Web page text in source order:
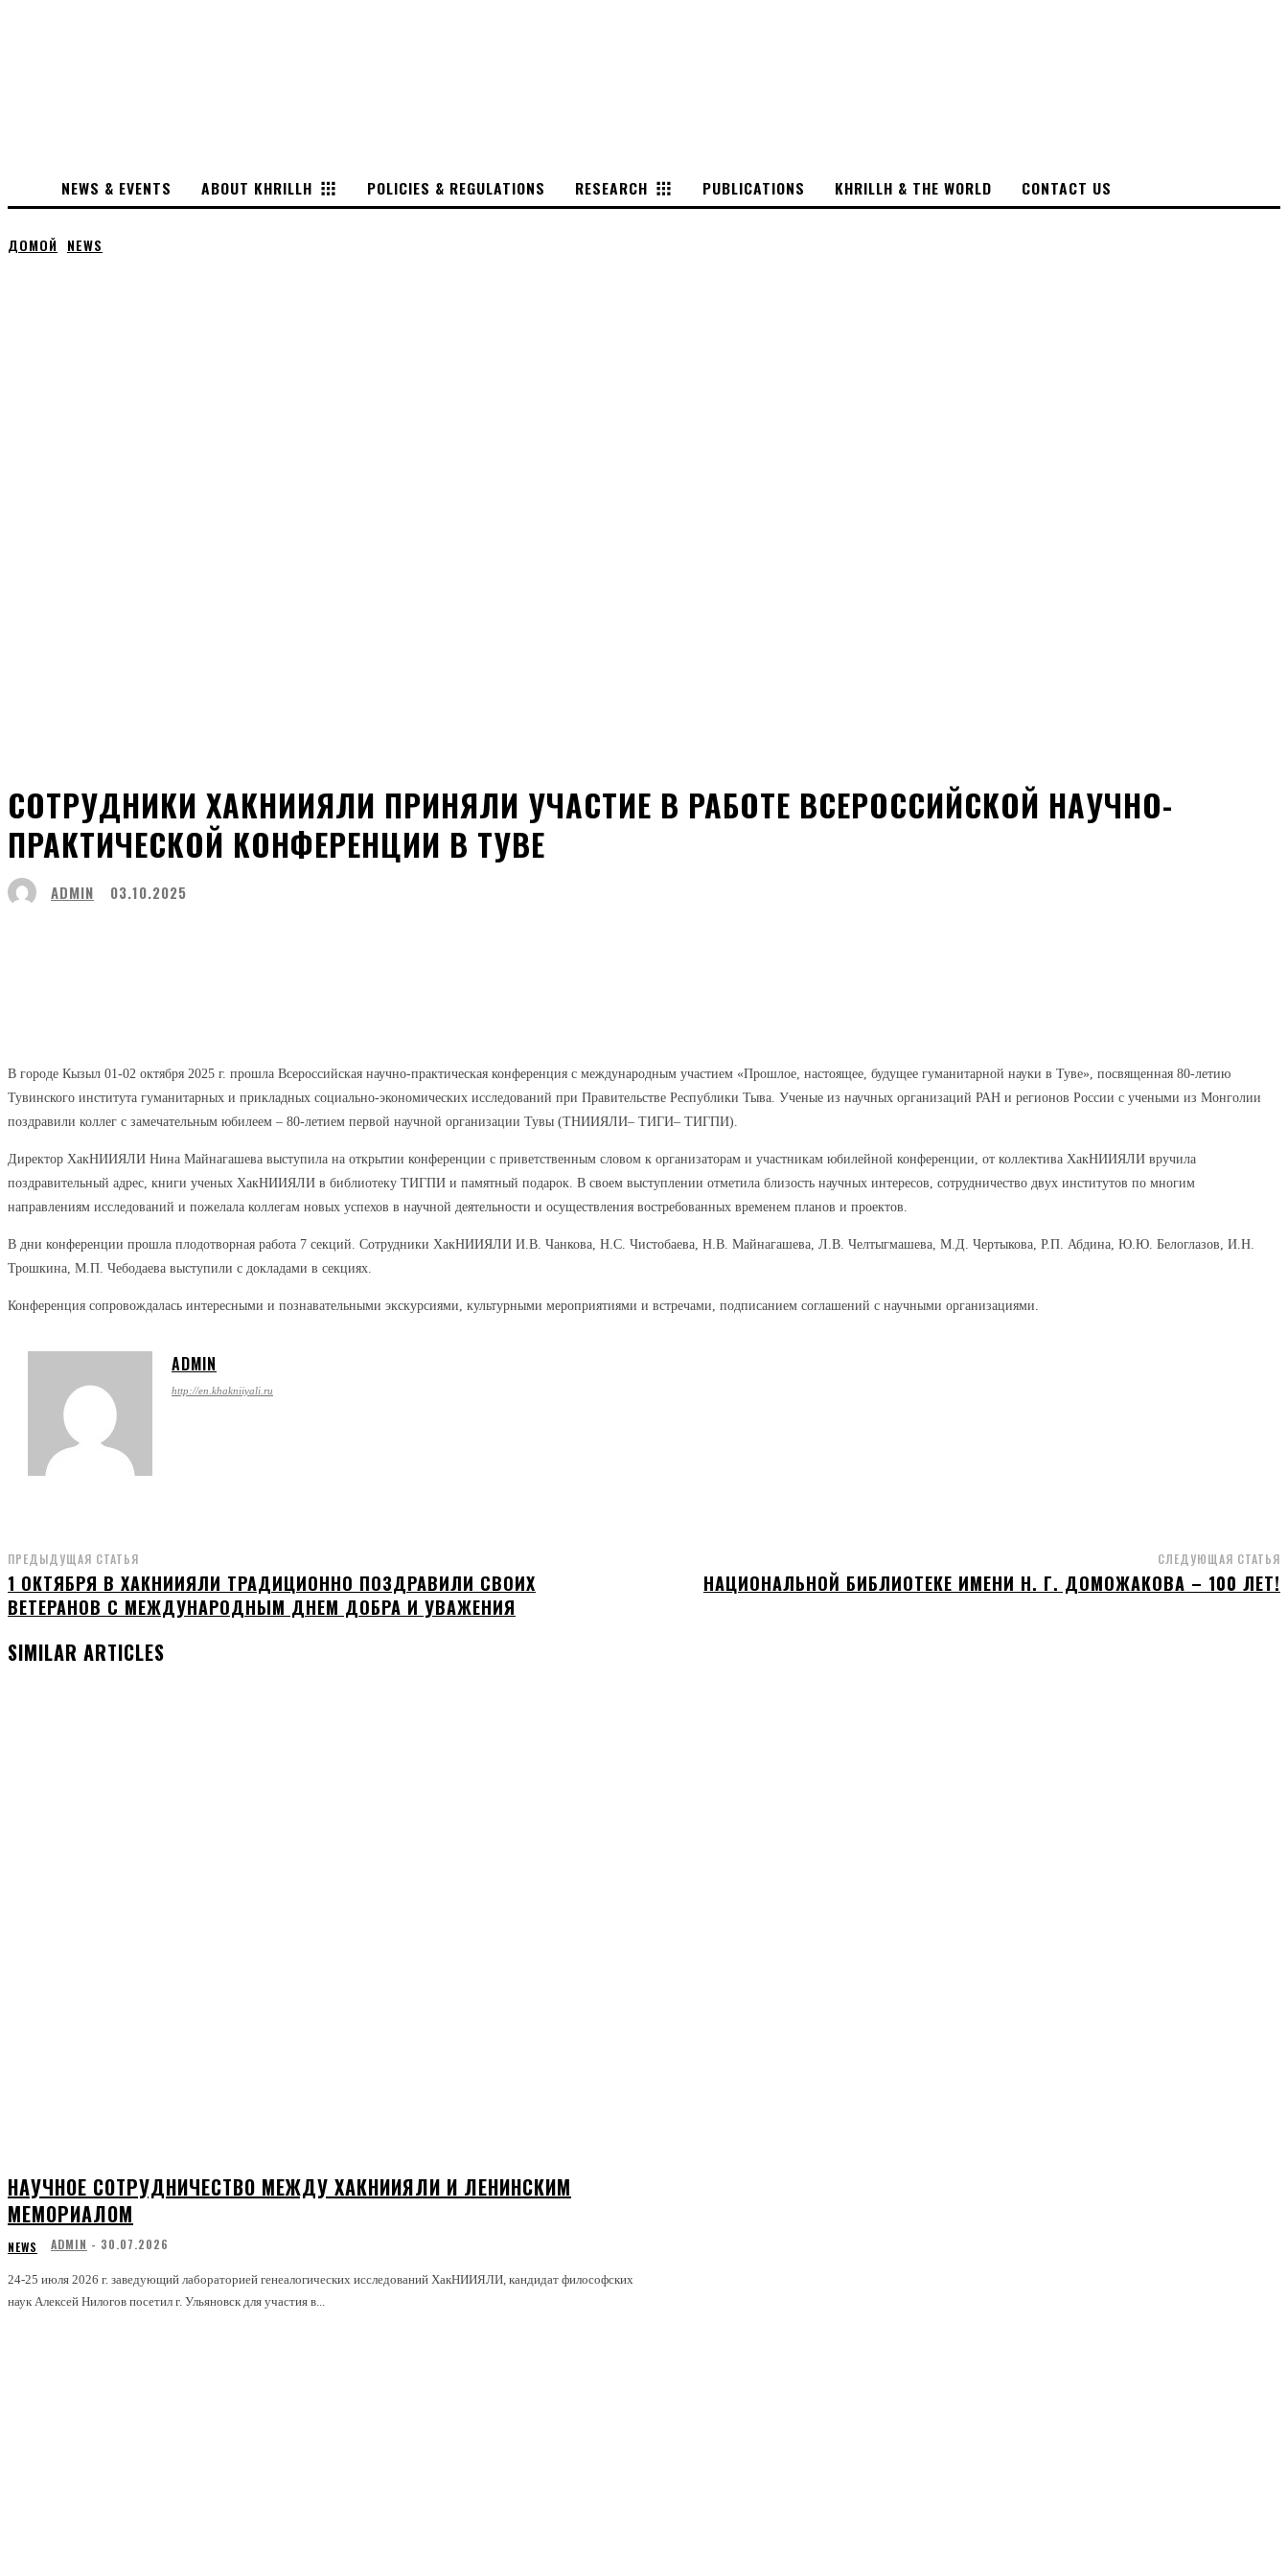
NEWS & EVENTS ABOUT KHRILLH POLICIES & REGULATIONS RESEARCH PUBLICATIONS KHRILLH & THE WORLD CONTACT US
ДОМОЙ NEWS
СОТРУДНИКИ ХАКНИИЯЛИ ПРИНЯЛИ УЧАСТИЕ В РАБОТЕ ВСЕРОССИЙСКОЙ НАУЧНО-
ПРАКТИЧЕСКОЙ КОНФЕРЕНЦИИ В ТУВЕ
ADMIN 03.10.2025
В городе Кызыл 01-02 октября 2025 г. прошла Всероссийская научно-практическая конференция с международным участием «Прошлое, настоящее, будущее гуманитарной науки в Туве», посвященная 80-летию
Тувинского института гуманитарных и прикладных социально-экономических исследований при Правительстве Республики Тыва. Ученые из научных организаций РАН и регионов России с учеными из Монголии
поздравили коллег с замечательным юбилеем – 80-летием первой научной организации Тувы (ТНИИЯЛИ– ТИГИ– ТИГПИ).
Директор ХакНИИЯЛИ Нина Майнагашева выступила на открытии конференции с приветственным словом к организаторам и участникам юбилейной конференции, от коллектива ХакНИИЯЛИ вручила
поздравительный адрес, книги ученых ХакНИИЯЛИ в библиотеку ТИГПИ и памятный подарок. В своем выступлении отметила близость научных интересов, сотрудничество двух институтов по многим
направлениям исследований и пожелала коллегам новых успехов в научной деятельности и осуществления востребованных временем планов и проектов.
В дни конференции прошла плодотворная работа 7 секций. Сотрудники ХакНИИЯЛИ И.В. Чанкова, Н.С. Чистобаева, Н.В. Майнагашева, Л.В. Челтыгмашева, М.Д. Чертыкова, Р.П. Абдина, Ю.Ю. Белоглазов, И.Н.
Трошкина, М.П. Чебодаева выступили с докладами в секциях.
Конференция сопровождалась интересными и познавательными экскурсиями, культурными мероприятиями и встречами, подписанием соглашений с научными организациями.
ADMIN
http://en.khakniiyali.ru
ПРЕДЫДУЩАЯ СТАТЬЯ
1 ОКТЯБРЯ В ХАКНИИЯЛИ ТРАДИЦИОННО ПОЗДРАВИЛИ СВОИХ
ВЕТЕРАНОВ С МЕЖДУНАРОДНЫМ ДНЕМ ДОБРА И УВАЖЕНИЯ
СЛЕДУЮЩАЯ СТАТЬЯ
НАЦИОНАЛЬНОЙ БИБЛИОТЕКЕ ИМЕНИ Н. Г. ДОМОЖАКОВА – 100 ЛЕТ!
SIMILAR ARTICLES
НАУЧНОЕ СОТРУДНИЧЕСТВО МЕЖДУ ХАКНИИЯЛИ И ЛЕНИНСКИМ
МЕМОРИАЛОМ
NEWS ADMIN - 30.07.2026
24-25 июля 2026 г. заведующий лабораторией генеалогических исследований ХакНИИЯЛИ, кандидат философских
наук Алексей Нилогов посетил г. Ульяновск для участия в...